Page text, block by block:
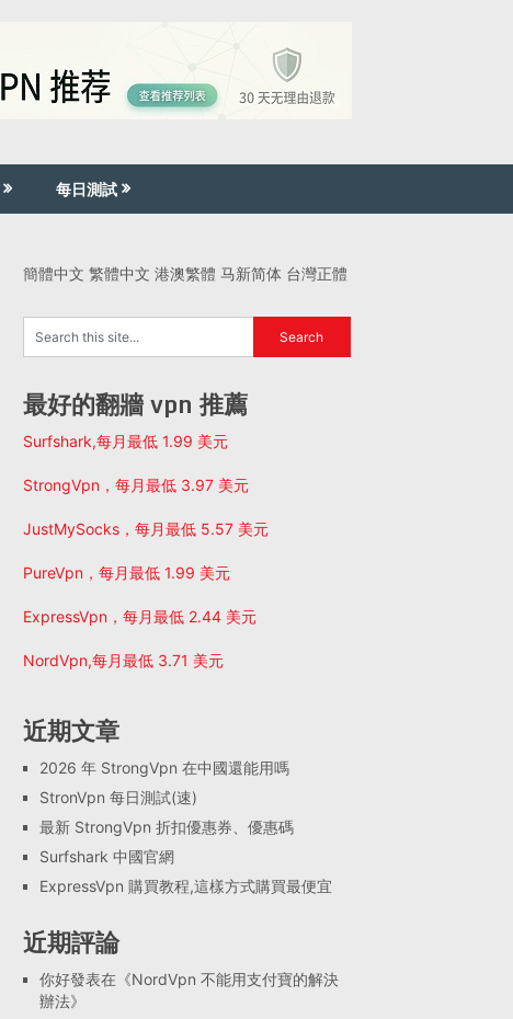
每日測試
簡體中文 繁體中文 港澳繁體 马新简体 台灣正體
最好的翻牆 vpn 推薦
Surfshark,每月最低 1.99 美元
StrongVpn，每月最低 3.97 美元
JustMySocks，每月最低 5.57 美元
PureVpn，每月最低 1.99 美元
ExpressVpn，每月最低 2.44 美元
NordVpn,每月最低 3.71 美元
近期文章
2026 年 StrongVpn 在中國還能用嗎
StronVpn 每日測試(速)
最新 StrongVpn 折扣優惠券、優惠碼
Surfshark 中國官網
ExpressVpn 購買教程,這樣方式購買最便宜
近期評論
你好發表在《NordVpn 不能用支付寶的解決
辦法》